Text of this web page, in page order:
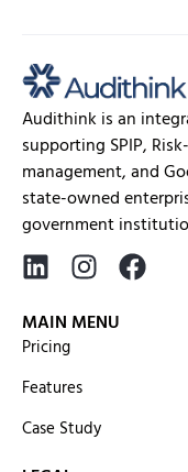
Audithink is an
supporting SPIP,
management, and
state-owned
government
MAIN MENU
Pricing
Features
Case Study